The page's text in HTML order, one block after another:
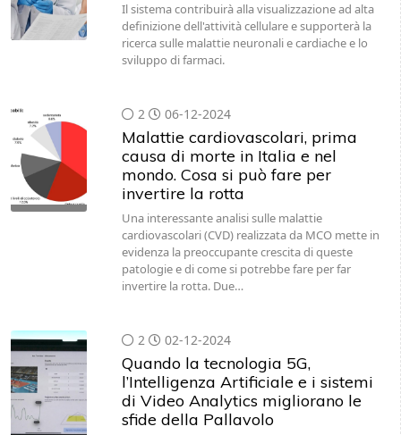
Il sistema contribuirà alla visualizzazione ad alta
definizione dell'attività cellulare e supporterà la
ricerca sulle malattie neuronali e cardiache e lo
sviluppo di farmaci.
2 06-12-2024
Malattie cardiovascolari, prima
causa di morte in Italia e nel
mondo. Cosa si può fare per
invertire la rotta
Una interessante analisi sulle malattie
cardiovascolari (CVD) realizzata da MCO mette in
evidenza la preoccupante crescita di queste
patologie e di come si potrebbe fare per far
invertire la rotta. Due…
2 02-12-2024
Quando la tecnologia 5G,
l’Intelligenza Artificiale e i sistemi
di Video Analytics migliorano le
sfide della Pallavolo